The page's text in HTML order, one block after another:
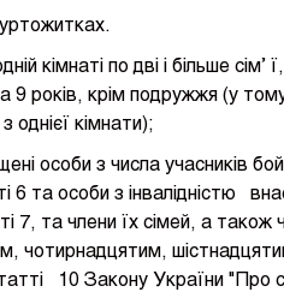
кімнаті по дві і більше
9 років, крім подружжя (у
однієї кімнати);
особи з числа учасників
6 та особи з інвалідністю
7, та члени їх сімей, а
чотирнадцятим,
10 Закону України "Про